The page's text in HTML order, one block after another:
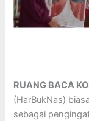
RUANG BACA
(HarBukNas)
sebagai